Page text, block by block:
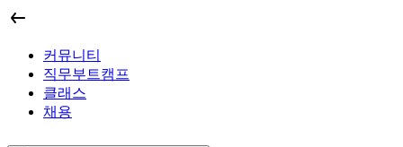
커뮤니티
직무부트캠프
클래스
채용